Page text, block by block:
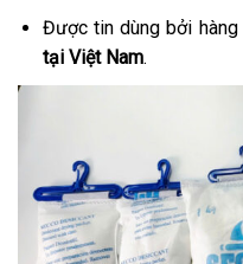
Được tin dùng bởi hàng
tại Việt Nam.